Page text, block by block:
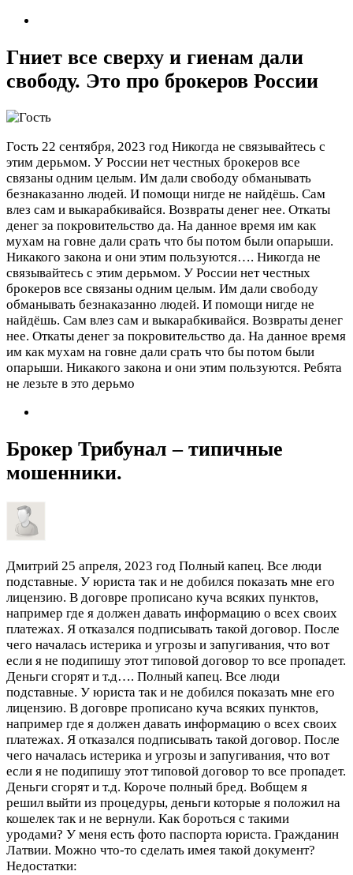
Гниет все сверху и гиенам дали
свободу. Это про брокеров России
Гость 22 сентября, 2023 год Никогда не связывайтесь с
этим дерьмом. У России нет честных брокеров все
связаны одним целым. Им дали свободу обманывать
безнаказанно людей. И помощи нигде не найдёшь. Сам
влез сам и выкарабкивайся. Возвраты денег нее. Откаты
денег за покровительство да. На данное время им как
мухам на говне дали срать что бы потом были опарыши.
Никакого закона и они этим пользуются…. Никогда не
связывайтесь с этим дерьмом. У России нет честных
брокеров все связаны одним целым. Им дали свободу
обманывать безнаказанно людей. И помощи нигде не
найдёшь. Сам влез сам и выкарабкивайся. Возвраты денег
нее. Откаты денег за покровительство да. На данное время
им как мухам на говне дали срать что бы потом были
опарыши. Никакого закона и они этим пользуются. Ребята
не лезьте в это дерьмо
Брокер Трибунал – типичные
мошенники.
Дмитрий 25 апреля, 2023 год Полный капец. Все люди
подставные. У юриста так и не добился показать мне его
лицензию. В договре прописано куча всяких пунктов,
например где я должен давать информацию о всех своих
платежах. Я отказался подписывать такой договор. После
чего началась истерика и угрозы и запугивания, что вот
если я не подипишу этот типовой договор то все пропадет.
Деньги сгорят и т.д…. Полный капец. Все люди
подставные. У юриста так и не добился показать мне его
лицензию. В договре прописано куча всяких пунктов,
например где я должен давать информацию о всех своих
платежах. Я отказался подписывать такой договор. После
чего началась истерика и угрозы и запугивания, что вот
если я не подипишу этот типовой договор то все пропадет.
Деньги сгорят и т.д. Короче полный бред. Вобщем я
решил выйти из процедуры, деньги которые я положил на
кошелек так и не вернули. Как бороться с такими
уродами? У меня есть фото паспорта юриста. Гражданин
Латвии. Можно что-то сделать имея такой документ?
Недостатки: